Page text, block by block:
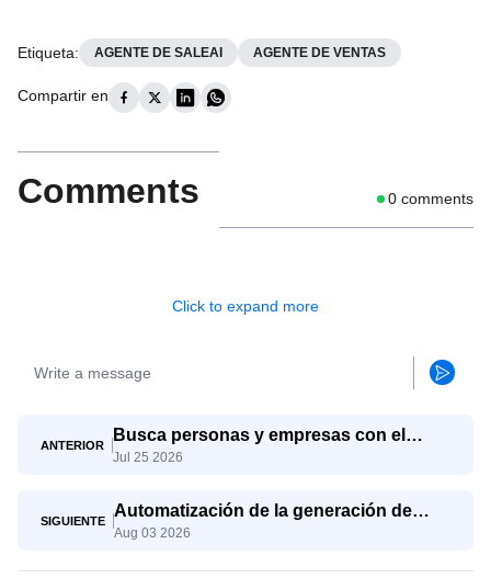
Etiqueta: AGENTE DE SALEAI AGENTE DE VENTAS
Compartir en
Comments 0 comments
Click to expand more
ANTERIOR
Busca personas y empresas con el
agente de búsqueda de LinkedIn de
Jul 25 2026
SIGUIENTE
Automatización de la generación de
leads B2B con SaleAI
Aug 03 2026